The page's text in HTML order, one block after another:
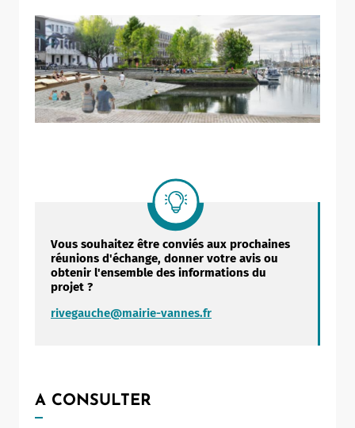
Vous souhaitez être conviés aux prochaines
réunions d'échange, donner votre avis ou
obtenir l'ensemble des informations du
projet ?
rivegauche@mairie-vannes.fr
A CONSULTER